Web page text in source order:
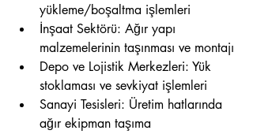
yükleme/boşaltma işlemleri
İnşaat Sektörü: Ağır yapı
malzemelerinin taşınması ve montajı
Depo ve Lojistik Merkezleri: Yük
stoklaması ve sevkiyat işlemleri
Sanayi Tesisleri: Üretim hatlarında
ağır ekipman taşıma